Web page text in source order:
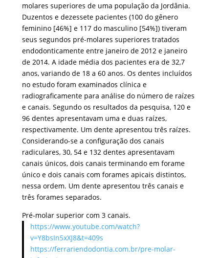
molares superiores de uma população da Jordânia.
Duzentos e dezessete pacientes (100 do gênero
feminino [46%] e 117 do masculino [54%]) tiveram
seus segundos pré-molares superiores tratados
endodonticamente entre janeiro de 2012 e janeiro
de 2014. A idade média dos pacientes era de 32,7
anos, variando de 18 a 60 anos. Os dentes incluídos
no estudo foram examinados clínica e
radiograficamente para análise do número de raízes
e canais. Segundo os resultados da pesquisa, 120 e
96 dentes apresentavam uma e duas raízes,
respectivamente. Um dente apresentou três raízes.
Considerando-se a configuração dos canais
radiculares, 30, 54 e 132 dentes apresentavam
canais únicos, dois canais terminando em forame
único e dois canais com forames apicais distintos,
nessa ordem. Um dente apresentou três canais e
três forames separados.
Pré-molar superior com 3 canais.
https://www.youtube.com/watch?
v=Y8bsIn5xXJ8&t=409s
https://ferrariendodontia.com.br/pre-molar-